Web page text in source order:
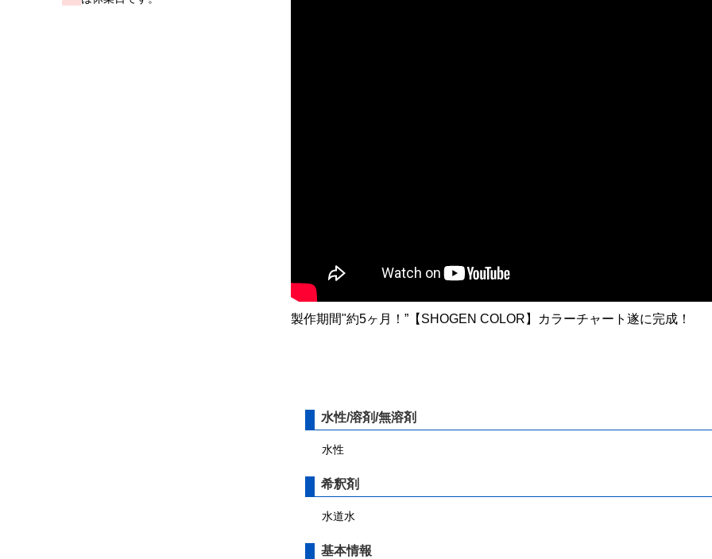
製作期間"約5ヶ月！”【SHOGEN COLOR】カラーチャート遂に完成！
水性/溶剤/無溶剤
水性
希釈剤
水道水
基本情報